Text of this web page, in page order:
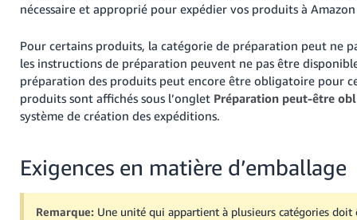
nécessaire et approprié pour expédier vos produits à
Pour certains produits, la catégorie de préparation peut ne
les instructions de préparation peuvent ne pas être
préparation des produits peut encore être obligatoire pour
produits sont affichés sous l’onglet Préparation peut-être
système de création des expéditions.
Exigences en matière d’emballage
Remarque: Une unité qui appartient à plusieurs catégories doit